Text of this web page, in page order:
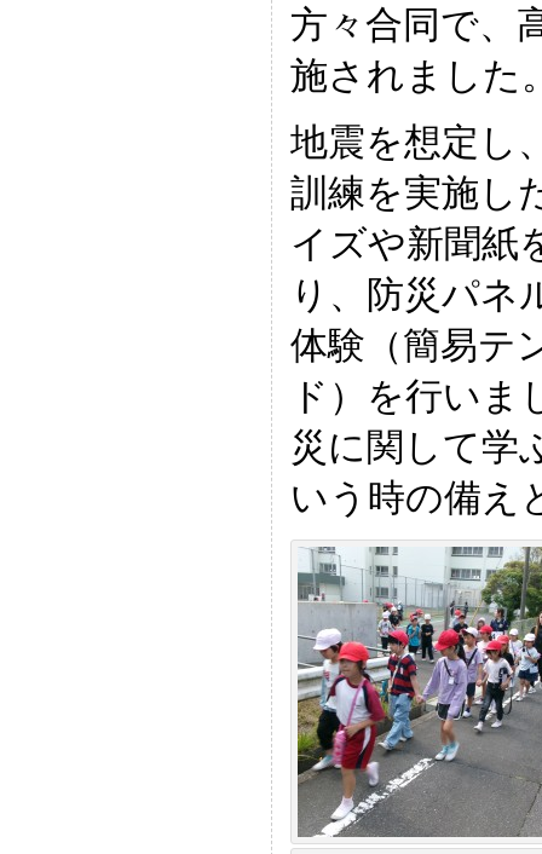
方々合同で、
施されました
地震を想定し
訓練を実施し
イズや新聞紙
り、防災パネ
体験（簡易テ
ド）を行いま
災に関して学
いう時の備え